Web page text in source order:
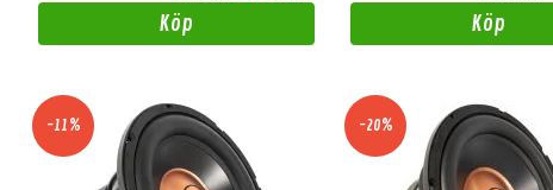
Köp Köp
-11% -20%